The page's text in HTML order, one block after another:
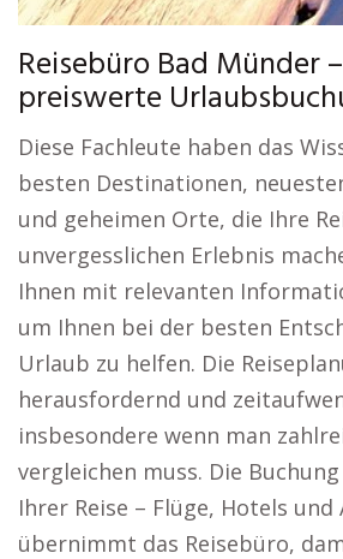
Reisebüro Bad Münder
preiswerte
Diese Fachleute haben das
besten Destinationen,
und geheimen Orte, die Ihre
unvergesslichen Erlebnis
Ihnen mit relevanten
um Ihnen bei der besten
Urlaub zu helfen. Die
herausfordernd und
insbesondere wenn man
vergleichen muss. Die
Ihrer Reise – Flüge, Hotels
übernimmt das Reisebüro,